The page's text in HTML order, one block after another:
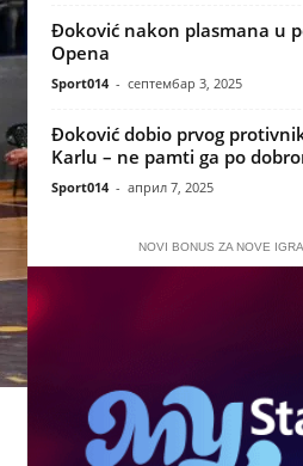
Đoković nakon plasmana u
Opena
Sport014 - септембар 3, 2025
Đoković dobio prvog
Karlu – ne pamti ga po
Sport014 - април 7, 2025
NOVI BONUS ZA NOVE